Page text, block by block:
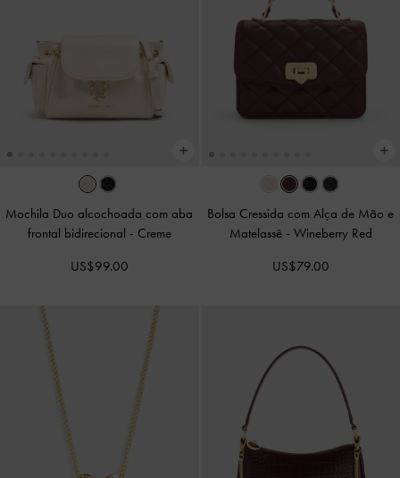
Mochila Duo alcochoada com aba
frontal bidirecional - Creme
US$99.00
Bolsa Cressida com Alça de Mão e
Matelassê - Wineberry Red
US$79.00